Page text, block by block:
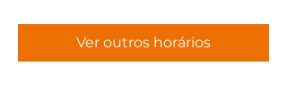
Ver outros horários